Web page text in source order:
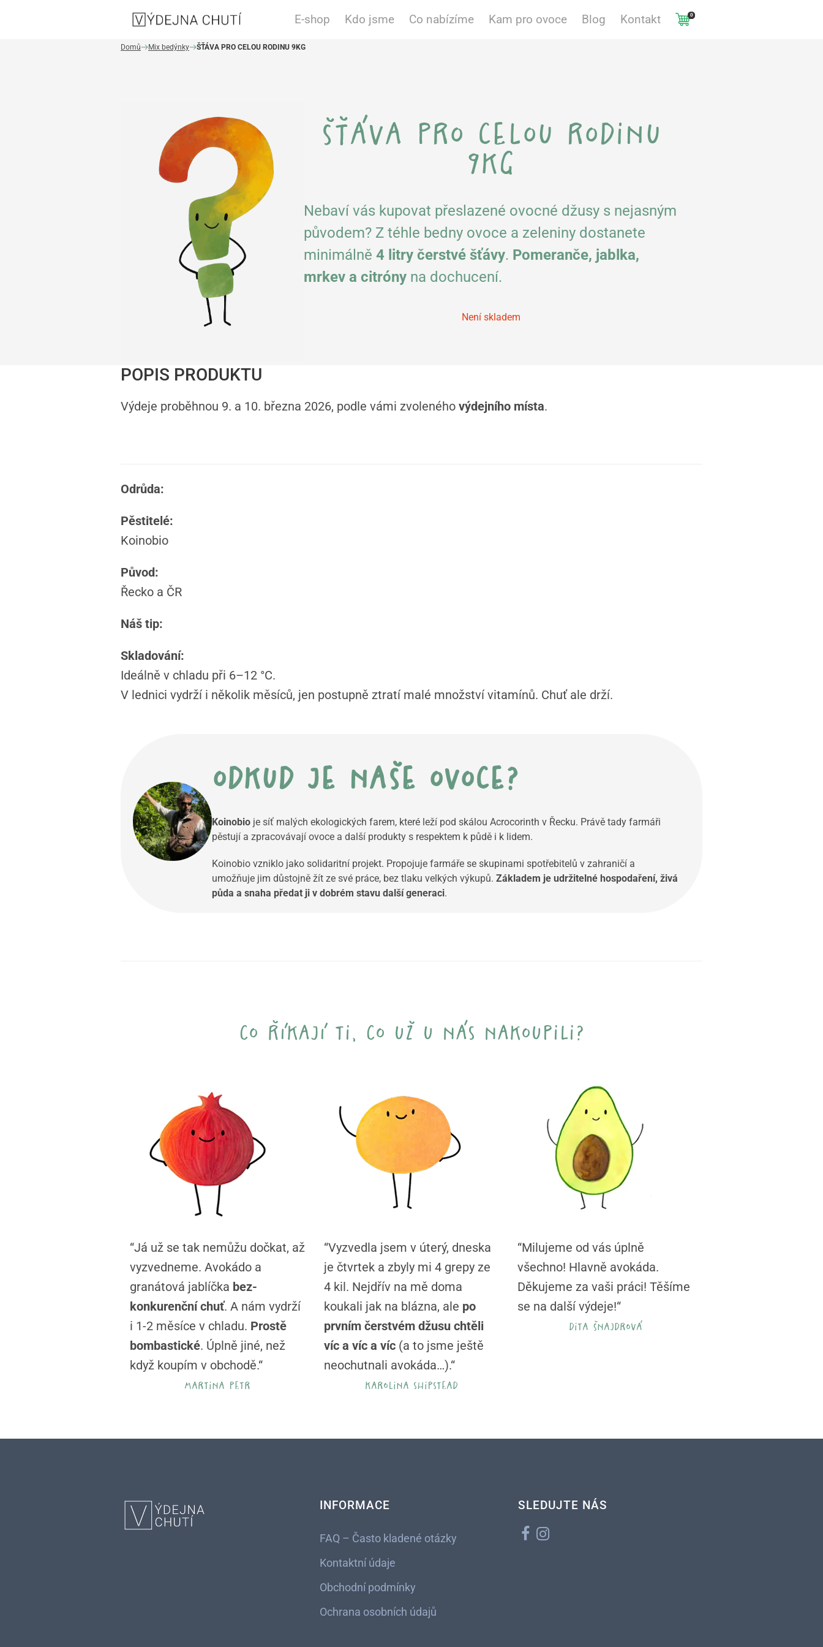
E-shop Kdo jsme Co nabízíme Kam pro ovoce Blog Kontakt 0
Domů Mix bedýnky ŠŤÁVA PRO CELOU RODINU 9KG
šťáva pro celou rodinu
9kg
Nebaví vás kupovat přeslazené ovocné džusy s nejasným
původem? Z téhle bedny ovoce a zeleniny dostanete
minimálně 4 litry čerstvé šťávy. Pomeranče, jablka,
mrkev a citróny na dochucení.
Není skladem
POPIS PRODUKTU
Výdeje proběhnou 9. a 10. března 2026, podle vámi zvoleného výdejního místa.
Odrůda:
Pěstitelé:
Koinobio
Původ:
Řecko a ČR
Náš tip:
Skladování:
Ideálně v chladu při 6–12 °C.
V lednici vydrží i několik měsíců, jen postupně ztratí malé množství vitamínů. Chuť ale drží.
odkud je naše ovoce?
Koinobio je síť malých ekologických farem, které leží pod skálou Acrocorinth v Řecku. Právě tady farmáři
pěstují a zpracovávají ovoce a další produkty s respektem k půdě i k lidem.
Koinobio vzniklo jako solidaritní projekt. Propojuje farmáře se skupinami spotřebitelů v zahraničí a
umožňuje jim důstojně žít ze své práce, bez tlaku velkých výkupů. Základem je udržitelné hospodaření, živá
půda a snaha předat ji v dobrém stavu další generaci.
co říkají ti, co už u nás nakoupili?
“Já už se tak nemůžu dočkat, až
vyzvedneme. Avokádo a
granátová jablíčka bez-
konkurenční chuť. A nám vydrží
i 1-2 měsíce v chladu. Prostě
bombastické. Úplně jiné, než
když koupím v obchodě.“
martina petr
“Vyzvedla jsem v úterý, dneska
je čtvrtek a zbyly mi 4 grepy ze
4 kil. Nejdřív na mě doma
koukali jak na blázna, ale po
prvním čerstvém džusu chtěli
víc a víc a víc(a to jsme ještě
neochutnali avokáda…).“
karolina shipstead
“Milujeme od vás úplně
všechno! Hlavně avokáda.
Děkujeme za vaši práci! Těšíme
se na další výdeje!“
dita šnajdrová
INFORMACE
FAQ – Často kladené otázky
Kontaktní údaje
Obchodní podmínky
Ochrana osobních údajů
SLEDUJTE NÁS